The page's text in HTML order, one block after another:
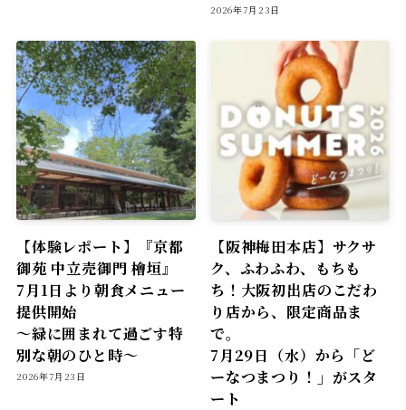
2026年7月23日
【体験レポート】『京都
御苑 中立売御門 檜垣』
7月1日より朝食メニュー
提供開始
〜緑に囲まれて過ごす特
別な朝のひと時〜
2026年7月23日
【阪神梅田本店】サクサ
ク、ふわふわ、もちも
ち！大阪初出店のこだわ
り店から、限定商品ま
で。
7月29日（水）から「ど
ーなつまつり！」がスタ
ート